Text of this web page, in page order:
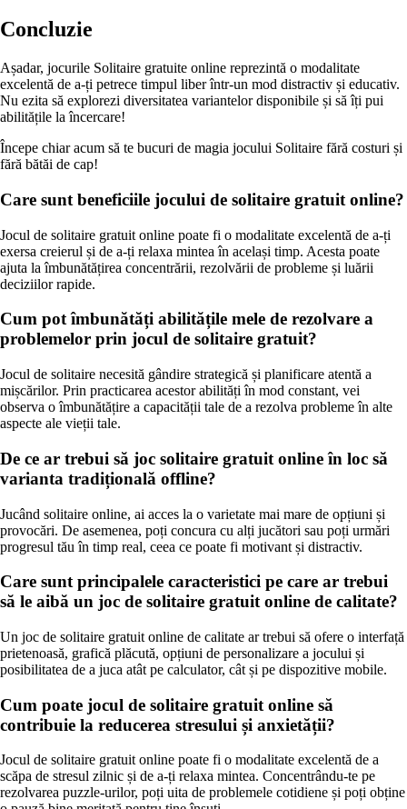
Concluzie
Așadar, jocurile Solitaire gratuite online reprezintă o modalitate
excelentă de a-ți petrece timpul liber într-un mod distractiv și educativ.
Nu ezita să explorezi diversitatea variantelor disponibile și să îți pui
abilitățile la încercare!
Începe chiar acum să te bucuri de magia jocului Solitaire fără costuri și
fără bătăi de cap!
Care sunt beneficiile jocului de solitaire gratuit online?
Jocul de solitaire gratuit online poate fi o modalitate excelentă de a-ți
exersa creierul și de a-ți relaxa mintea în același timp. Acesta poate
ajuta la îmbunătățirea concentrării, rezolvării de probleme și luării
deciziilor rapide.
Cum pot îmbunătăți abilitățile mele de rezolvare a
problemelor prin jocul de solitaire gratuit?
Jocul de solitaire necesită gândire strategică și planificare atentă a
mișcărilor. Prin practicarea acestor abilități în mod constant, vei
observa o îmbunătățire a capacității tale de a rezolva probleme în alte
aspecte ale vieții tale.
De ce ar trebui să joc solitaire gratuit online în loc să
varianta tradițională offline?
Jucând solitaire online, ai acces la o varietate mai mare de opțiuni și
provocări. De asemenea, poți concura cu alți jucători sau poți urmări
progresul tău în timp real, ceea ce poate fi motivant și distractiv.
Care sunt principalele caracteristici pe care ar trebui
să le aibă un joc de solitaire gratuit online de calitate?
Un joc de solitaire gratuit online de calitate ar trebui să ofere o interfață
prietenoasă, grafică plăcută, opțiuni de personalizare a jocului și
posibilitatea de a juca atât pe calculator, cât și pe dispozitive mobile.
Cum poate jocul de solitaire gratuit online să
contribuie la reducerea stresului și anxietății?
Jocul de solitaire gratuit online poate fi o modalitate excelentă de a
scăpa de stresul zilnic și de a-ți relaxa mintea. Concentrându-te pe
rezolvarea puzzle-urilor, poți uita de problemele cotidiene și poți obține